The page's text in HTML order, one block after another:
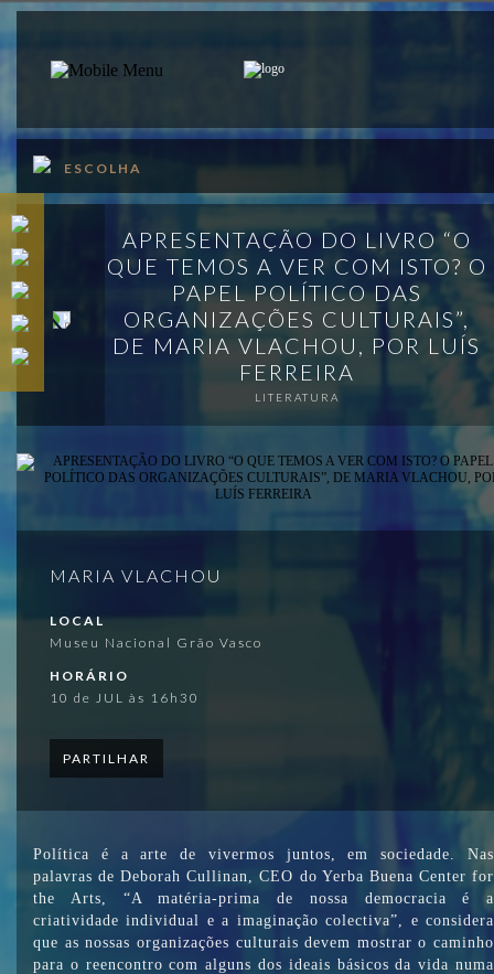
PROGRAMA
APOIOS
VISITAR
PUBLICAÇÕES
MERCH
PT
ESCOLHA
APRESENTAÇÃO DO LIVRO “O
QUE TEMOS A VER COM ISTO? O
PAPEL POLÍTICO DAS
ORGANIZAÇÕES CULTURAIS”,
DE MARIA VLACHOU, POR LUÍS
FERREIRA
LITERATURA
MARIA VLACHOU
LOCAL
Museu Nacional Grão Vasco
HORÁRIO
10 de JUL às 16h30
PARTILHAR
Política é a arte de vivermos juntos, em sociedade. Nas
palavras de Deborah Cullinan, CEO do Yerba Buena Center for
the Arts, “A matéria-prima de nossa democracia é a
criatividade individual e a imaginação colectiva”, e considera
que as nossas organizações culturais devem mostrar o caminho
para o reencontro com alguns dos ideais básicos da vida numa